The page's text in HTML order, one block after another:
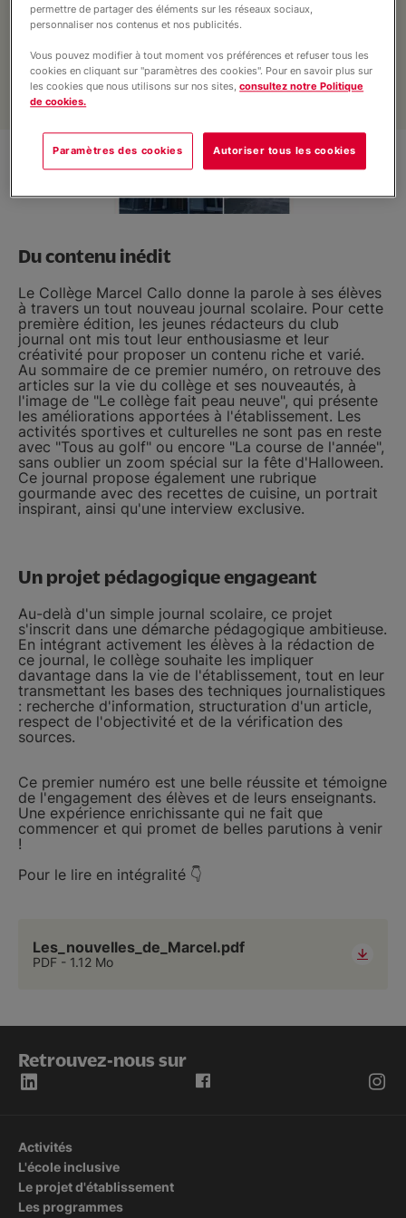
Soutenez nos projets
Pré-inscription
Actualités
Du contenu inédit
Le Collège Marcel Callo donne la parole à ses élèves
à travers un tout nouveau journal scolaire. Pour cette
première édition, les jeunes rédacteurs du club
journal ont mis tout leur enthousiasme et leur
créativité pour proposer un contenu riche et varié.
Au sommaire de ce premier numéro, on retrouve des
articles sur la vie du collège et ses nouveautés, à
l'image de "Le collège fait peau neuve", qui présente
les améliorations apportées à l'établissement. Les
activités sportives et culturelles ne sont pas en reste
avec "Tous au golf" ou encore "La course de l'année",
sans oublier un zoom spécial sur la fête d'Halloween.
Ce journal propose également une rubrique
gourmande avec des recettes de cuisine, un portrait
inspirant, ainsi qu'une interview exclusive.
Un projet pédagogique engageant
Au-delà d'un simple journal scolaire, ce projet
s'inscrit dans une démarche pédagogique ambitieuse.
En intégrant activement les élèves à la rédaction de
ce journal, le collège souhaite les impliquer
davantage dans la vie de l'établissement, tout en leur
transmettant les bases des techniques journalistiques
: recherche d'information, structuration d'un article,
respect de l'objectivité et de la vérification des
sources.
Ce premier numéro est une belle réussite et témoigne
de l'engagement des élèves et de leurs enseignants.
Une expérience enrichissante qui ne fait que
commencer et qui promet de belles parutions à venir
!
Pour le lire en intégralité 👇
Les_nouvelles_de_Marcel.pdf
PDF 1.12 Mo
Retrouvez-nous sur
Activités
L'école inclusive
Le projet d'établissement
Les programmes
permettre de partager des éléments sur les réseaux sociaux,
personnaliser nos contenus et nos publicités.
Vous pouvez modifier à tout moment vos préférences et refuser tous les
cookies en cliquant sur "paramètres des cookies". Pour en savoir plus sur
les cookies que nous utilisons sur nos sites,consultez notre Politique
de cookies.
Paramètres des cookies Autoriser tous les cookies